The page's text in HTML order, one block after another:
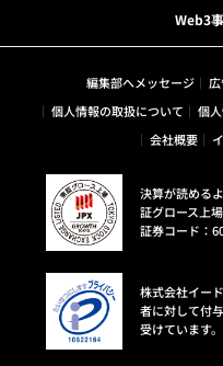
Web3
編集部へメッセージ
個人情報の取扱について
個
会社概要
決算が読める
証グロース上
証券コード：
株式会社イー
者に対して付
受けています。